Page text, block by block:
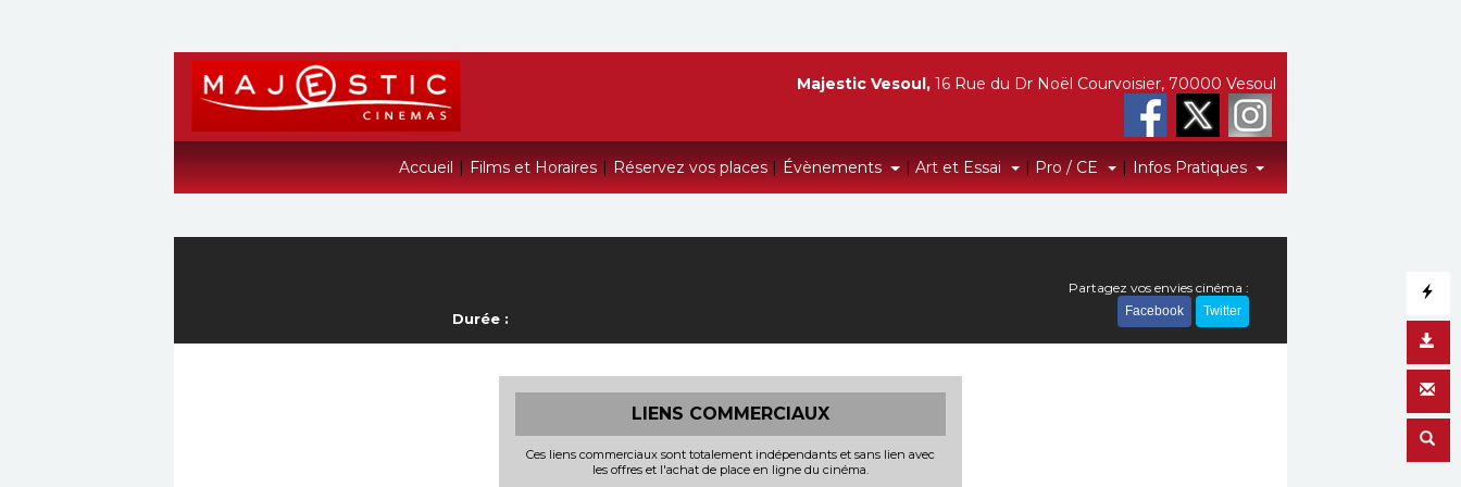
Accueil | Films et Horaires | Réservez vos places | Évènements | Art et Essai | Pro / CE | Infos Pratiques
Majestic Vesoul, 16 Rue du Dr Noël Courvoisier, 70000 Vesoul
Durée :
Partagez vos envies cinéma :
Facebook Twitter
LIENS COMMERCIAUX
Ces liens commerciaux sont totalement indépendants et sans lien avec
les offres et l'achat de place en ligne du cinéma.